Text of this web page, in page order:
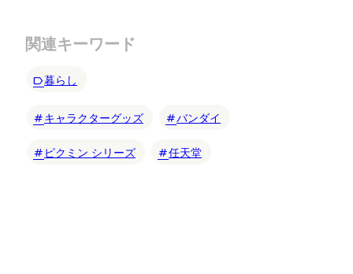
関連キーワード
暮らし
キャラクターグッズ バンダイ
ピクミン シリーズ 任天堂